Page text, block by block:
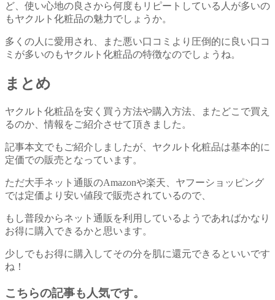
ど、使い心地の良さから何度もリピートしている人が多いの
もヤクルト化粧品の魅力でしょうか。
多くの人に愛用され、また悪い口コミより圧倒的に良い口コ
ミが多いのもヤクルト化粧品の特徴なのでしょうね。
まとめ
ヤクルト化粧品を安く買う方法や購入方法、またどこで買え
るのか、情報をご紹介させて頂きました。
記事本文でもご紹介しましたが、ヤクルト化粧品は基本的に
定価での販売となっています。
ただ大手ネット通販のAmazonや楽天、ヤフーショッピング
では定価より安い値段で販売されているので、
もし普段からネット通販を利用しているようであればかなり
お得に購入できるかと思います。
少しでもお得に購入してその分を肌に還元できるといいです
ね！
こちらの記事も人気です。